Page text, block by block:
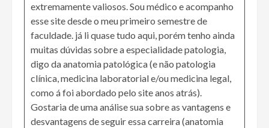
extremamente valiosos. Sou médico e acompanho
esse site desde o meu primeiro semestre de
faculdade. já li quase tudo aqui, porém tenho ainda
muitas dúvidas sobre a especialidade patologia,
digo da anatomia patológica (e não patologia
clínica, medicina laboratorial e/ou medicina legal,
como á foi abordado pelo site anos atrás).
Gostaria de uma análise sua sobre as vantagens e
desvantagens de seguir essa carreira (anatomia